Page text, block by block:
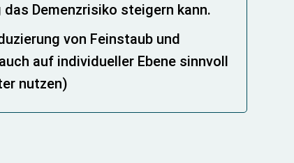
Demenzrisiko steigern kann.
von Feinstaub und
auf individueller Ebene sinnvoll
nutzen)